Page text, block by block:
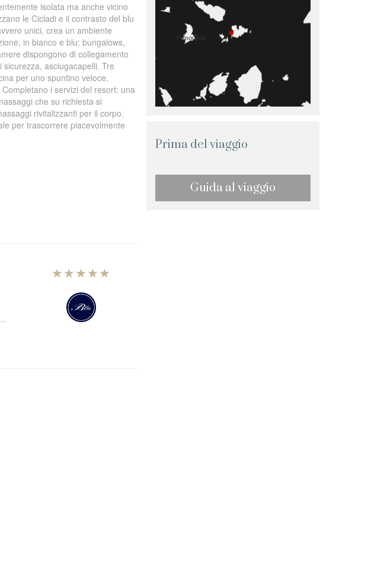
isolata ma anche vicino
le Cicladi e il contrasto del blu
unici, crea un ambiente
in bianco e blu: bungalows,
dispongono di collegamento
asciugacapelli. Tre
per uno spuntino veloce,
i servizi del resort: una
che su richiesta si
rivitalizzanti per il corpo.
per trascorrere piacevolmente
Prima del viaggio
Guida al viaggio